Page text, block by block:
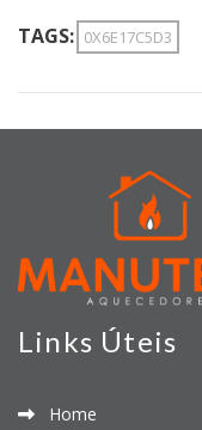
TAGS: 0X6E17C5D3
Links Úteis
Home